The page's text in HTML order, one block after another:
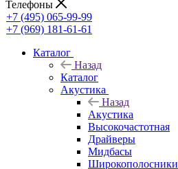
Телефоны
+7 (495) 065-99-99
+7 (969) 181-61-61
Каталог
Назад
Каталог
Акустика
Назад
Акустика
Высокочастотная
Драйверы
Мидбасы
Широкополосники